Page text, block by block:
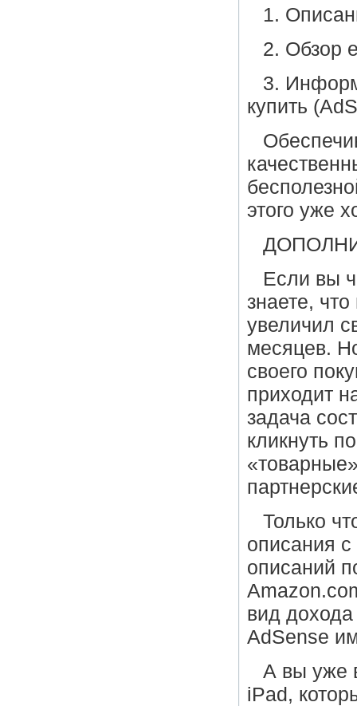
1.
2. Обзор
3.
купить
этого уже
Если вы
знаете,
увеличил
месяцев.
своего
приходит
задача
кликнуть
Только
описания с
описаний
вид
AdSense
А вы уже
iPad,